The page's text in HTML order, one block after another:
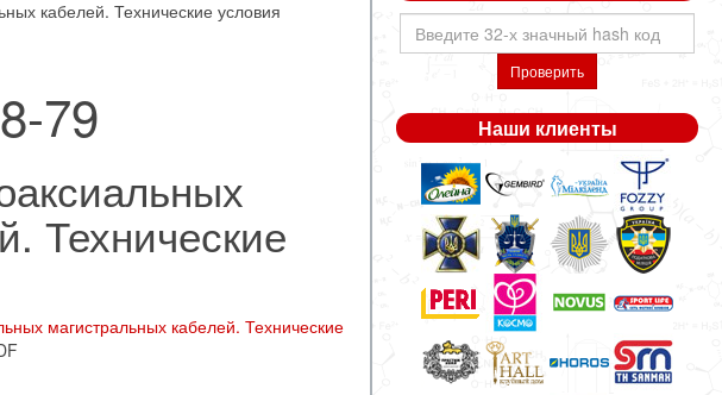
кабелей. Технические условия
79
Технические
магистральных кабелей. Технические
Проверить
Наши клиенты